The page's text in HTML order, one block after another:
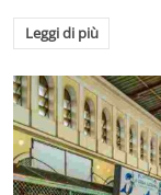
Leggi di più